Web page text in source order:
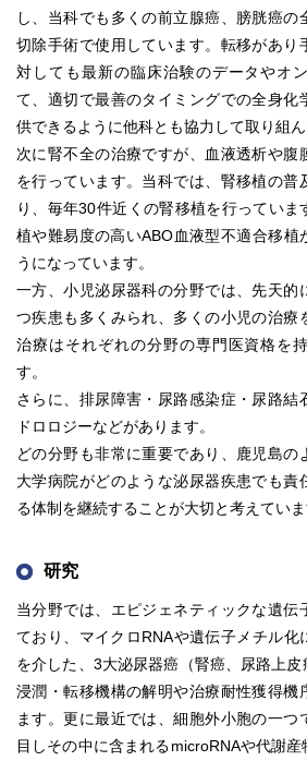
し、当科でも多くの前立腺癌、膀胱癌の
切除手術で使用しています。転移があり
対しても最新の臨床治験のデータやオ
て、適切で最善のタイミングでの全身化
供できるように他科とも協力して取り組ん
次に腎不全の治療ですが、血液透析や腹
を行っています。当科では、腎移植の普
り、毎年30件近くの腎移植を行っていま
植や難易度の高いABO血液型不適合移植
うになっています。
一方、小児泌尿器科の分野では、先天的
つ疾患も多くみられ、多くの小児の治療
治療はそれぞれの分野の専門医資格を
す。
さらに、排尿障害・尿路感染症・尿路結
ドロロジーなどがあります。
どの分野も非常に重要であり、鹿児島の
大学病院がどのような泌尿器疾患でも責
る体制を継続することが大切と考えていま
研究
当分野では、エピジェネティックな遺伝
ており、マイクロRNAや遺伝子メチル化
を介した、3大泌尿器癌（腎癌、尿路上皮
浸潤・転移機構の解明や治療耐性獲得機
ます。更に最近では、細胞外小胞の一つ
目しその中に含まれるmicroRNAや代謝